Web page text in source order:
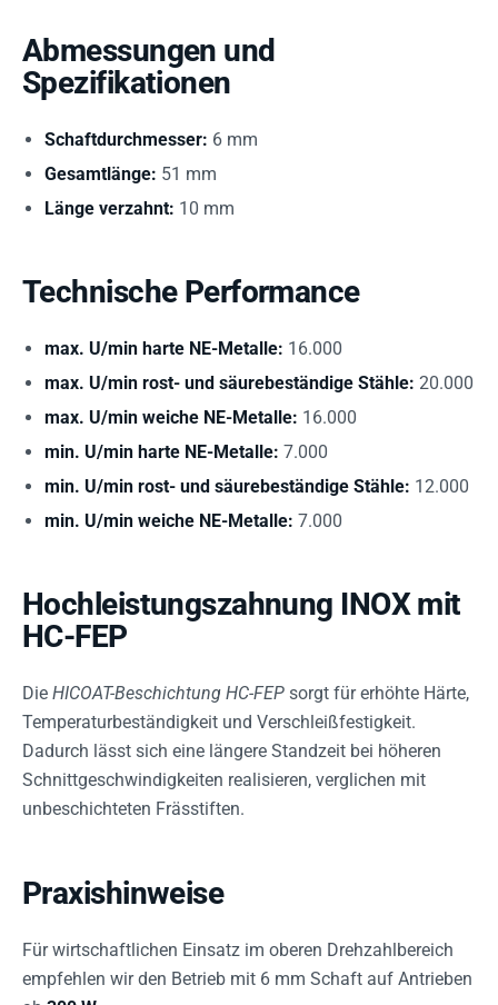
Abmessungen und
Spezifikationen
Schaftdurchmesser: 6 mm
Gesamtlänge: 51 mm
Länge verzahnt: 10 mm
Technische Performance
max. U/min harte NE-Metalle: 16.000
max. U/min rost- und säurebeständige Stähle: 20.000
max. U/min weiche NE-Metalle: 16.000
min. U/min harte NE-Metalle: 7.000
min. U/min rost- und säurebeständige Stähle: 12.000
min. U/min weiche NE-Metalle: 7.000
Hochleistungszahnung INOX mit
HC-FEP
Die HICOAT-Beschichtung HC-FEP sorgt für erhöhte Härte,
Temperaturbeständigkeit und Verschleißfestigkeit.
Dadurch lässt sich eine längere Standzeit bei höheren
Schnittgeschwindigkeiten realisieren, verglichen mit
unbeschichteten Frässtiften.
Praxishinweise
Für wirtschaftlichen Einsatz im oberen Drehzahlbereich
empfehlen wir den Betrieb mit 6 mm Schaft auf Antrieben